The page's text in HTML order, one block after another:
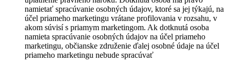
namietať spracúvanie osobných údajov, ktoré sa jej týkajú, na
účel priameho marketingu vrátane profilovania v rozsahu, v
akom súvisí s priamym marketingom. Ak dotknutá osoba
namieta spracúvanie osobných údajov na účel priameho
marketingu, občianske združenie ďalej osobné údaje na účel
priameho marketingu nebude spracúvať